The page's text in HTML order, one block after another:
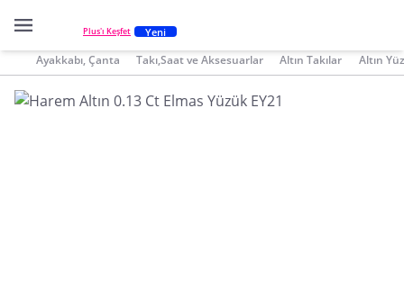
Plus'ı Keşfet Yeni
Ayakkabı, Çanta Takı,Saat ve Aksesuarlar Altın Takılar Altın